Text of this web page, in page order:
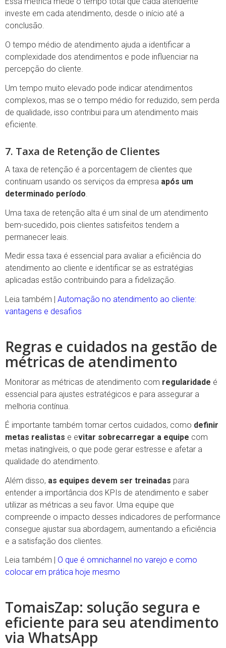
investe em cada atendimento, desde o início até a
conclusão.
O tempo médio de atendimento ajuda a identificar a
complexidade dos atendimentos e pode influenciar na
percepção do cliente.
Um tempo muito elevado pode indicar atendimentos
complexos, mas se o tempo médio for reduzido, sem perda
de qualidade, isso contribui para um atendimento mais
eficiente.
7. Taxa de Retenção de Clientes
A taxa de retenção é a porcentagem de clientes que
continuam usando os serviços da empresa após um
determinado período.
Uma taxa de retenção alta é um sinal de um atendimento
bem-sucedido, pois clientes satisfeitos tendem a
permanecer leais.
Medir essa taxa é essencial para avaliar a eficiência do
atendimento ao cliente e identificar se as estratégias
aplicadas estão contribuindo para a fidelização.
Leia também | Automação no atendimento ao cliente:
vantagens e desafios
Regras e cuidados na gestão de
métricas de atendimento
Monitorar as métricas de atendimento com regularidade é
essencial para ajustes estratégicos e para assegurar a
melhoria contínua.
É importante também tomar certos cuidados, como definir
metas realistas e evitar sobrecarregar a equipe com
metas inatingíveis, o que pode gerar estresse e afetar a
qualidade do atendimento.
Além disso, as equipes devem ser treinadas para
entender a importância dos KPIs de atendimento e saber
utilizar as métricas a seu favor. Uma equipe que
compreende o impacto desses indicadores de performance
consegue ajustar sua abordagem, aumentando a eficiência
e a satisfação dos clientes.
Leia também | O que é omnichannel no varejo e como
colocar em prática hoje mesmo
TomaisZap: solução segura e
eficiente para seu atendimento
via WhatsApp